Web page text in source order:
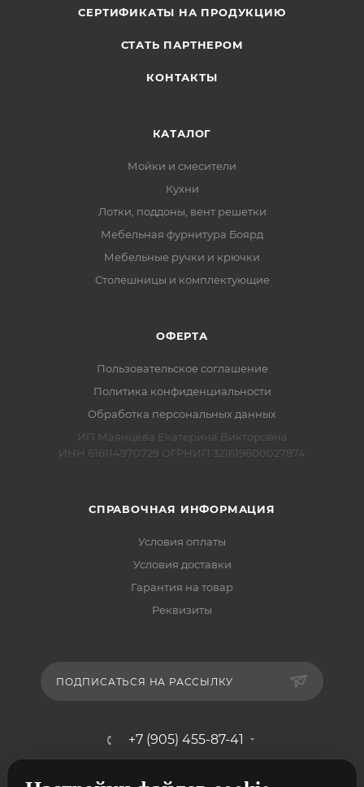
СЕРТИФИКАТЫ НА ПРОДУКЦИЮ
СТАТЬ ПАРТНЕРОМ
КОНТАКТЫ
КАТАЛОГ
Мойки и смесители
Кухни
Лотки, поддоны, вент решетки
Мебельная фурнитура Боярд
Мебельные ручки и крючки
Столешницы и комплектующие
ОФЕРТА
Пользовательское соглашение
Политика конфиденциальности
Обработка персональных данных
ИП Маянцева Екатерина Викторовна
ИНН 616114970729 ОГРНИП 321619600027874
СПРАВОЧНАЯ ИНФОРМАЦИЯ
Условия оплаты
Условия доставки
Гарантия на товар
Реквизиты
ПОДПИСАТЬСЯ НА РАССЫЛКУ
+7 (905) 455-87-41